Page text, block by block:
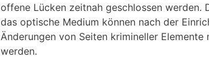
offene Lücken zeitnah geschlossen werden.
das optische Medium können nach der
Änderungen von Seiten krimineller Elemente
werden.